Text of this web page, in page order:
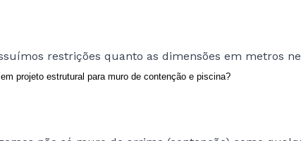
restrições quanto as dimensões em metros
projeto estrutural para muro de contenção e piscina?